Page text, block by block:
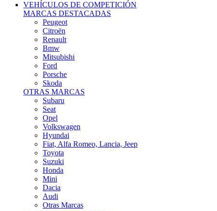
VEHÍCULOS DE COMPETICIÓN
MARCAS DESTACADAS
Peugeot
Citroën
Renault
Bmw
Mitsubishi
Ford
Porsche
Skoda
OTRAS MARCAS
Subaru
Seat
Opel
Volkswagen
Hyundai
Fiat, Alfa Romeo, Lancia, Jeep
Toyota
Suzuki
Honda
Mini
Dacia
Audi
Otras Marcas